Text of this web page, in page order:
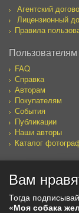
Агентский
Лицензионный
Правила
Пользователям
FAQ
Справка
Авторам
Покупателям
События
Публикации
Наши авторы
Каталог
Мы в
Вам
Тогда
«Моя собака